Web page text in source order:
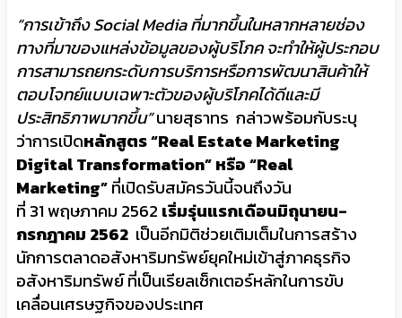
“การเข้าถึงSocial Media ที่มากขึ้นในหลากหลายช่อง
ทางที่มาของแหล่งข้อมูลของผู้บริโภค จะทำให้ผู้ประกอบ
การสามารถยกระดับการบริการหรือการพัฒนาสินค้าให้
ตอบโจทย์แบบเฉพาะตัวของผู้บริโภคได้ดีและมี
ประสิทธิภาพมากขึ้น”นายสุธาทร กล่าวพร้อมกับระบุ
ว่าการเปิดหลักสูตร “Real Estate Marketing
Digital Transformation” หรือ “Real
Marketing”ที่เปิดรับสมัครวันนี้จนถึงวัน
ที่ 31 พฤษภาคม 2562 เริ่มรุ่นแรกเดือนมิถุนายน-
กรกฎาคม 2562 เป็นอีกมิติช่วยเติมเต็มในการสร้าง
นักการตลาดอสังหาริมทรัพย์ยุคใหม่เข้าสู่ภาคธุรกิจ
อสังหาริมทรัพย์ ที่เป็นเรียลเซ็กเตอร์หลักในการขับ
เคลื่อนเศรษฐกิจของประเทศ